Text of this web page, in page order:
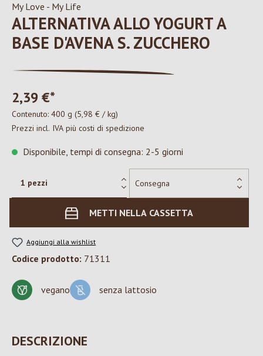
My Love - My Life
ALTERNATIVA ALLO YOGURT A
BASE D'AVENA S. ZUCCHERO
2,39 €*
Contenuto: 400 g (5,98 € / kg)
Prezzi incl. IVA più costi di spedizione
Disponibile, tempi di consegna: 2-5 giorni
METTI NELLA CASSETTA
Aggiungi alla wishlist
Codice prodotto: 71311
vegano senza lattosio
DESCRIZIONE